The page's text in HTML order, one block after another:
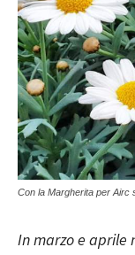
Con la Margherita per Airc
In marzo e aprile